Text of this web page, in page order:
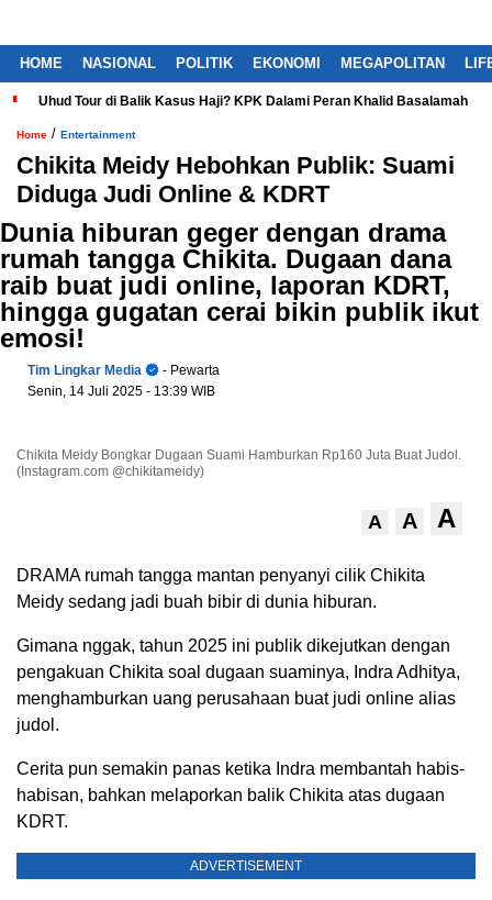
HOME NASIONAL POLITIK EKONOMI MEGAPOLITAN
Uhud Tour di Balik Kasus Haji? KPK Dalami Peran Khalid Basalamah
Home / Entertainment
Chikita Meidy Hebohkan Publik: Suami
Diduga Judi Online & KDRT
Dunia hiburan geger dengan drama
rumah tangga Chikita. Dugaan dana
raib buat judi online, laporan KDRT,
hingga gugatan cerai bikin publik ikut
emosi!
Tim Lingkar Media
- Pewarta
Senin, 14 Juli 2025 - 13:39 WIB
Chikita Meidy Bongkar Dugaan Suami Hamburkan Rp160 Juta Buat Judol.
(Instagram.com @chikitameidy)
A A A
DRAMA rumah tangga mantan penyanyi cilik Chikita
Meidy sedang jadi buah bibir di dunia hiburan.
Gimana nggak, tahun 2025 ini publik dikejutkan dengan
pengakuan Chikita soal dugaan suaminya, Indra Adhitya,
menghamburkan uang perusahaan buat judi online alias
judol.
Cerita pun semakin panas ketika Indra membantah habis-
habisan, bahkan melaporkan balik Chikita atas dugaan
KDRT.
ADVERTISEMENT